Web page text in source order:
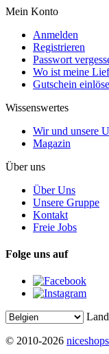
Mein Konto
Anmelden
Registrieren
Passwort
Wo ist meine
Gutschein
Wissenswertes
Wir und unsere
Magazin
Über uns
Über Uns
Unsere Gruppe
Kontakt
Freie Jobs
Folge uns auf
© 2010-2026